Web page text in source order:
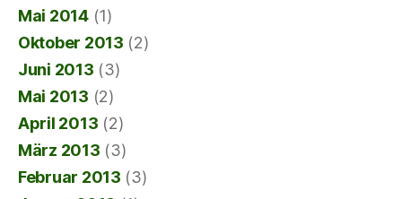
Mai 2014(1)
Oktober 2013 (2)
Juni 2013 (3)
Mai 2013 (2)
April 2013 (2)
März 2013 (3)
Februar 2013 (3)